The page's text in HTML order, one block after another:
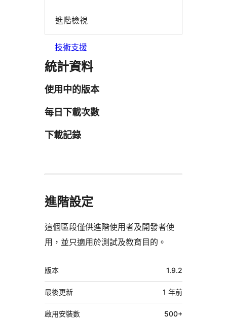
進階檢視
技術支援
統計資料
使用中的版本
每日下載次數
下載記錄
進階設定
這個區段僅供進階使用者及開發者使
用，並只適用於測試及教育目的。
中
繼
資
料
版本 1.9.2
最後更新 1 年前
啟用安裝數 500+